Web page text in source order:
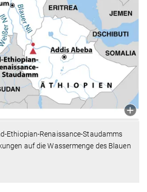
Ethiopian-Renaissance-Staudamms
auf die Wassermenge des Blauen